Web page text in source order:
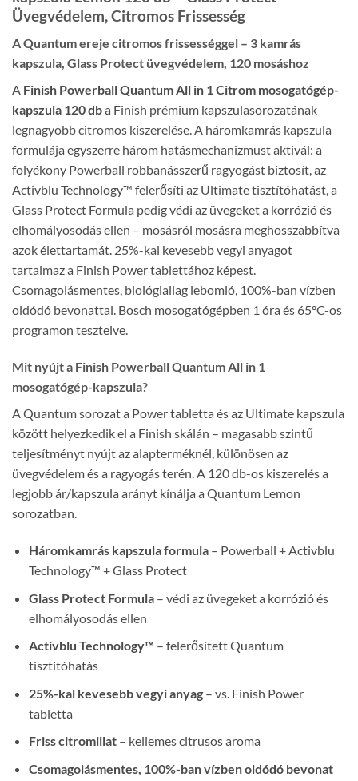
Üvegvédelem, Citromos Frissesség
A Quantum ereje citromos frissességgel – 3 kamrás
kapszula, Glass Protect üvegvédelem, 120 mosáshoz
A Finish Powerball Quantum All in 1 Citrom mosogatógép-
kapszula 120 dba Finish prémium kapszulasorozatának
legnagyobb citromos kiszerelése. A háromkamrás kapszula
formulája egyszerre három hatásmechanizmust aktivál: a
folyékony Powerball robbanásszerű ragyogást biztosít, az
Activblu Technology™ felerősíti az Ultimate tisztítóhatást, a
Glass Protect Formula pedig védi az üvegeket a korrózió és
elhomályosodás ellen – mosásról mosásra meghosszabbítva
azok élettartamát. 25%-kal kevesebb vegyi anyagot
tartalmaz a Finish Power tablettához képest.
Csomagolásmentes, biológiailag lebomló, 100%-ban vízben
oldódó bevonattal. Bosch mosogatógépben 1 óra és 65°C-os
programon tesztelve.
Mit nyújt a Finish Powerball Quantum All in 1
mosogatógép-kapszula?
A Quantum sorozat a Power tabletta és az Ultimate kapszula
között helyezkedik el a Finish skálán – magasabb szintű
teljesítményt nyújt az alapterméknél, különösen az
üvegvédelem és a ragyogás terén. A 120 db-os kiszerelés a
legjobb ár/kapszula arányt kínálja a Quantum Lemon
sorozatban.
Háromkamrás kapszula formula– Powerball + Activblu
Technology™ + Glass Protect
Glass Protect Formula– védi az üvegeket a korrózió és
elhomályosodás ellen
Activblu Technology™ – felerősített Quantum
tisztítóhatás
25%-kal kevesebb vegyi anyag– vs. Finish Power
tabletta
Friss citromillat– kellemes citrusos aroma
Csomagolásmentes, 100%-ban vízben oldódó bevonat